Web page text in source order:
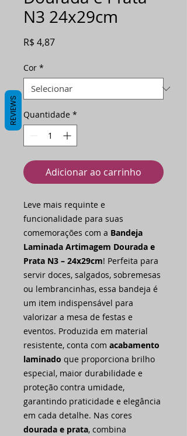
N3 24x29cm
R$ 4,87Preço
Cor *
Quantidade *
Adicionar ao carrinho
Leve mais requinte e
funcionalidade para suas
comemorações com a Bandeja
Laminada Artimagem Dourada e
Prata N3 – 24x29cm! Perfeita para
servir doces, salgados, sobremesas
ou lembrancinhas, essa bandeja é
um item indispensável para
valorizar a mesa de festas e
eventos. Produzida em material
resistente, conta com acabamento
laminado que proporciona brilho
especial, maior durabilidade e
proteção contra umidade,
garantindo praticidade e elegância
em cada detalhe. Nas cores
dourada e prata, combina
REVIEWS